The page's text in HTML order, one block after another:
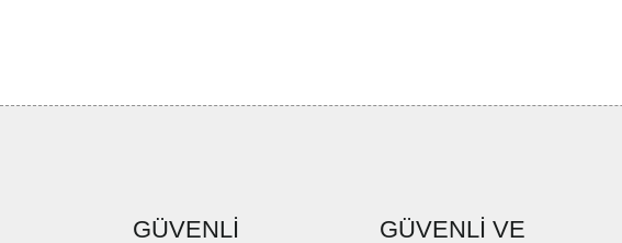
GÜVENLİ
GÜVENLİ VE